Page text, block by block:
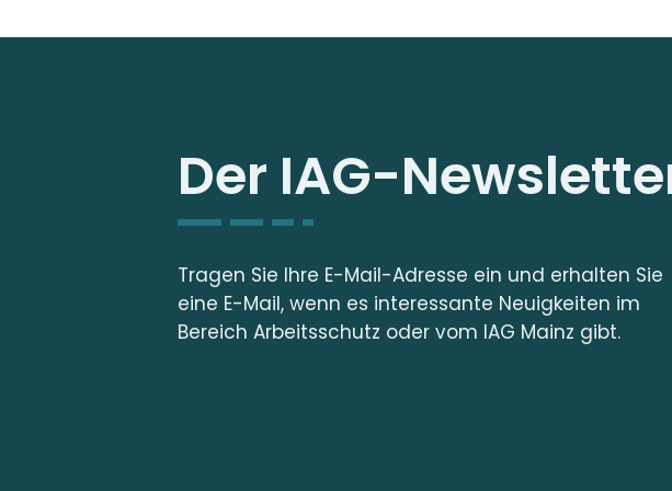
Der IAG-
Tragen Sie Ihre E-Mail-Adresse ein und erhalten Sie
eine E-Mail, wenn es interessante Neuigkeiten im
Bereich Arbeitsschutz oder vom IAG Mainz gibt.